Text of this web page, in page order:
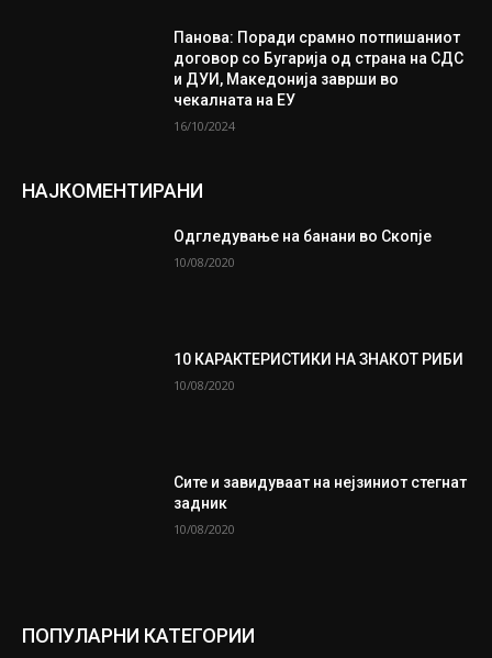
Панова: Поради срамно потпишаниот
договор со Бугарија од страна на СДС
и ДУИ, Македонија заврши во
чекалната на ЕУ
16/10/2024
НАЈКОМЕНТИРАНИ
Одгледување на банани во Скопје
10/08/2020
10 КАРАКТЕРИСТИКИ НА ЗНАКОТ РИБИ
10/08/2020
Сите и завидуваат на нејзиниот стегнат
задник
10/08/2020
ПОПУЛАРНИ КАТЕГОРИИ